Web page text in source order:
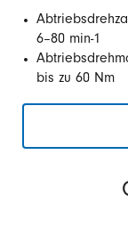
6–80 min-1
bis zu 60 Nm